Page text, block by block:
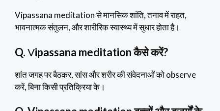
Vipassana meditation से मानसिक शांति, तनाव में राहत,
भावनात्मक संतुलन, और शारीरिक स्वास्थ्य में सुधार होता है।
Q.Vipassana meditation कैसे करें?
शांत जगह पर बैठकर, सांस और शरीर की संवेदनाओं को observe
करें, बिना किसी प्रतिक्रिया के।